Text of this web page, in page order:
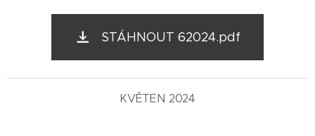
STÁHNOUT 62024.pdf
KVĚTEN 2024